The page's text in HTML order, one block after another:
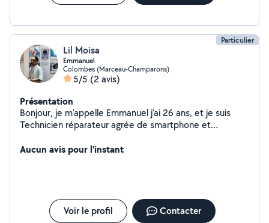
Particulier
Lil Moisa
Emmanuel
Colombes (Marceau-Champarons)
5/5 (2 avis)
Présentation
Bonjour, je m'appelle Emmanuel j'ai 26 ans, et je suis
Technicien réparateur agrée de smartphone et
Réparation sur Paris et alentours Rapide et efficace + de
Aucun avis pour l'instant
Voir le profil Contacter